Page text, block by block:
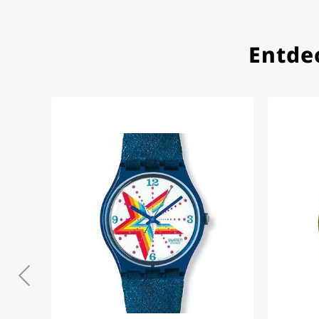
obwohl sie ein Relikt aus
Jessica E.
18.02.2026
Perfekter Service und sehr
Bogdan B.
14.02.2026